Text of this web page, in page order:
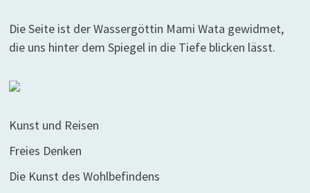
Die Seite ist der Wassergöttin Mami Wata gewidmet,
die uns hinter dem Spiegel in die Tiefe blicken lässt.
Kunst und Reisen
Freies Denken
Die Kunst des Wohlbefindens